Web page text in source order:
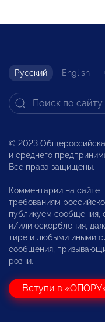
Русский English
© 2023
и среднего
Все права защищены.
Комментарии на сайте
требованиям
публикуем сообщения,
и/или оскорбления,
тире и любыми иными
сообщения,
розни.
Вступи в